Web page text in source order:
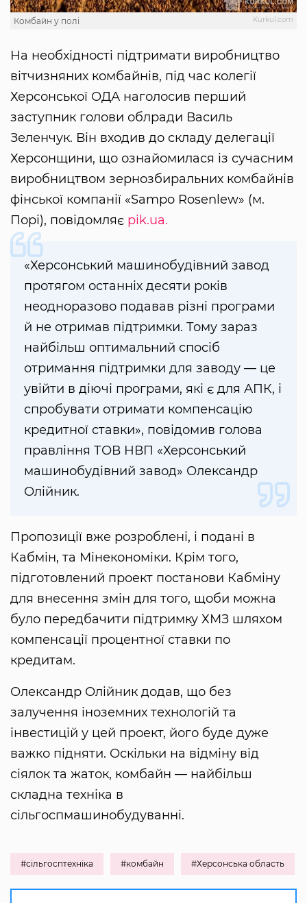
Kurkul.com
Комбайн у полі
На необхідності підтримати виробництво
вітчизняних комбайнів, під час колегії
Херсонської ОДА наголосив перший
заступник голови облради Василь
Зеленчук. Він входив до складу делегації
Херсонщини, що ознайомилася із сучасним
виробництвом зернозбиральних комбайнів
фінської компанії «Sampo Rosenlew» (м.
Порі), повідомляє pik.ua.
«Херсонський машинобудівний завод
протягом останніх десяти років
неодноразово подавав різні програми
й не отримав підтримки. Тому зараз
найбільш оптимальний спосіб
отримання підтримки для заводу — це
увійти в діючі програми, які є для АПК, і
спробувати отримати компенсацію
кредитної ставки», повідомив голова
правління ТОВ НВП «Херсонський
машинобудівний завод» Олександр
Олійник.
Пропозиції вже розроблені, і подані в
Кабмін, та Мінекономіки. Крім того,
підготовлений проект постанови Кабміну
для внесення змін для того, щоби можна
було передбачити підтримку ХМЗ шляхом
компенсації процентної ставки по
кредитам.
Олександр Олійник додав, що без
залучення іноземних технологій та
інвестицій у цей проект, його буде дуже
важко підняти. Оскільки на відміну від
сіялок та жаток, комбайн — найбільш
складна техніка в
сільгоспмашинобудуванні.
#сільгосптехніка #комбайн #Херсонська область